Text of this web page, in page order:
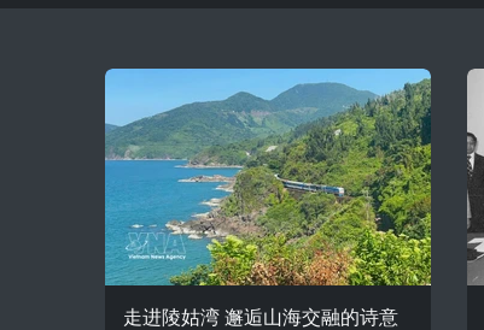
走进陵姑湾 邂逅山海交融的诗意